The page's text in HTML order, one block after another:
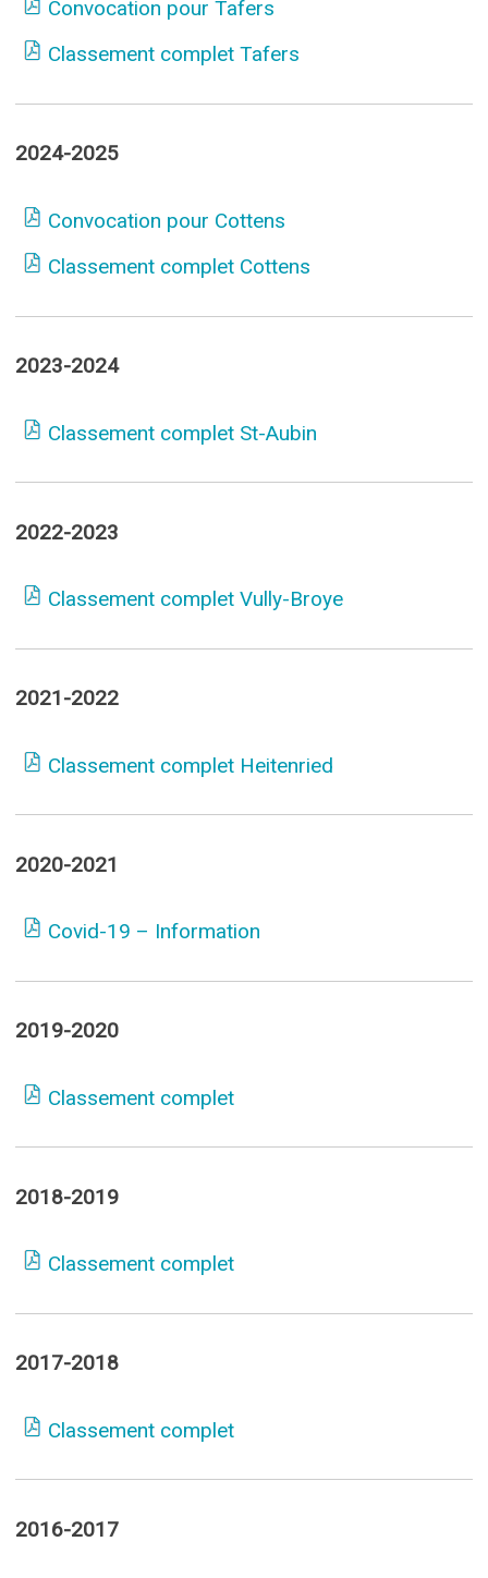
Convocation pour Tafers
Classement complet Tafers
2024-2025
Convocation pour Cottens
Classement complet Cottens
2023-2024
Classement complet St-Aubin
2022-2023
Classement complet Vully-Broye
2021-2022
Classement complet Heitenried
2020-2021
Covid-19 – Information
2019-2020
Classement complet
2018-2019
Classement complet
2017-2018
Classement complet
2016-2017